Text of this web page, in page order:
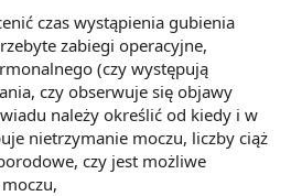
czas wystąpienia gubienia
zabiegi operacyjne,
(czy występują
czy obserwuje się objawy
należy określić od kiedy i w
nietrzymanie moczu, liczby ciąż
czy jest możliwe